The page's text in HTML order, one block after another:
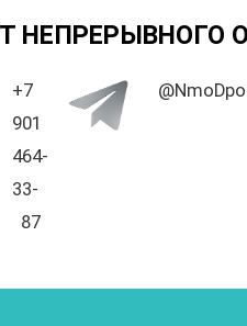
НЕПРЕРЫВНОГО
+7
901
464-
33-
87